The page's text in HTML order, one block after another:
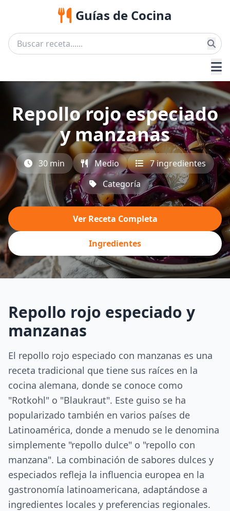
Guías de Cocina
Repollo rojo especiado
y manzanas
30 min Medio
7 ingredientes
Categoría
Ver Receta Completa
Ingredientes
Repollo rojo especiado y
manzanas
El repollo rojo especiado con manzanas es una
receta tradicional que tiene sus raíces en la
cocina alemana, donde se conoce como
"Rotkohl" o "Blaukraut". Este guiso se ha
popularizado también en varios países de
Latinoamérica, donde a menudo se le denomina
simplemente "repollo dulce" o "repollo con
manzana". La combinación de sabores dulces y
especiados refleja la influencia europea en la
gastronomía latinoamericana, adaptándose a
ingredientes locales y preferencias regionales.